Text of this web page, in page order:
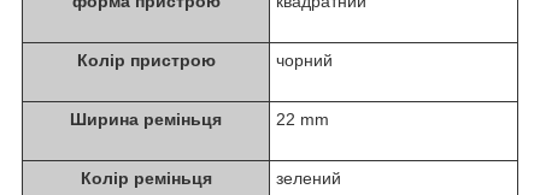
Колір пристрою чорний
Ширина реміньця 22 mm
Колір реміньця зелений